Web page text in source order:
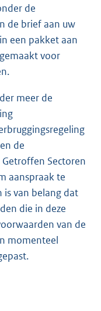
de
de brief aan uw
een pakket aan
voor
meer de
de
Sectoren
aanspraak te
is van belang dat
die in deze
van de
momenteel